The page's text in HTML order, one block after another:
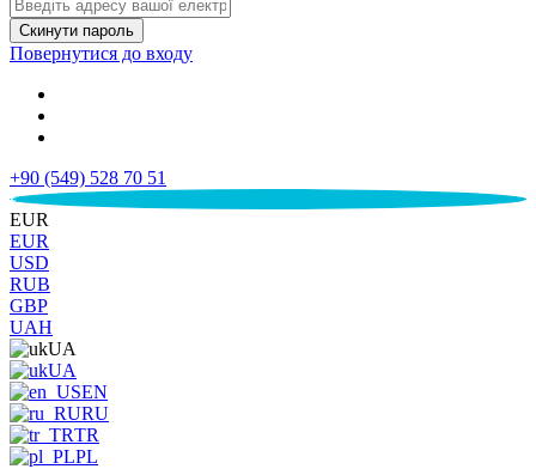
Скинути пароль
Повернутися до входу
+90 (549) 528 70 51
€
EUR
EUR
USD
RUB
GBP
UAH
UA
UA
EN
RU
TR
PL